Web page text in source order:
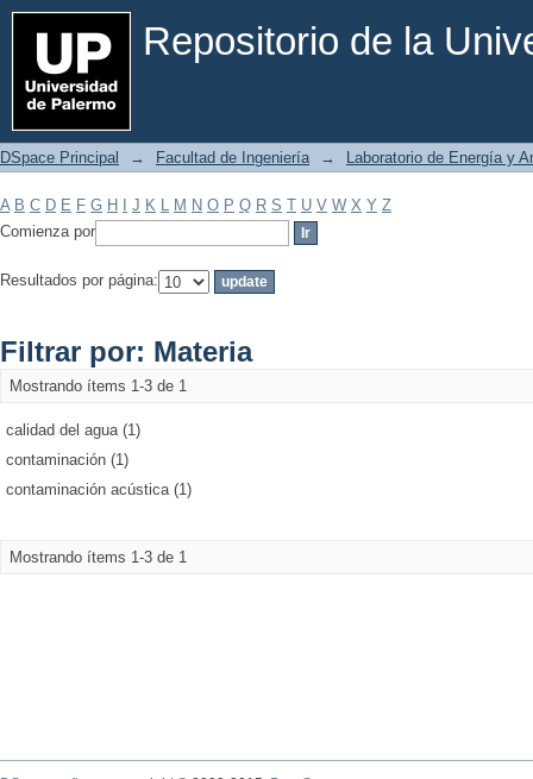
Repositorio de la
Filtrar por: Materia
DSpace Principal → Facultad de Ingeniería → Laboratorio de Energía y
A B C D E F G H J K L M N O P Q R S T U V W X Y Z
Comienza por
Resultados por página:
Filtrar por: Materia
Mostrando ítems 1-3 de 1
calidad del agua (1)
contaminación (1)
contaminación acústica (1)
Mostrando ítems 1-3 de 1